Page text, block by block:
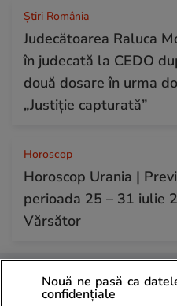
Știri România
Judecătoarea Raluca
în judecată la CEDO
două dosare în urma
„Justiție capturată”
Horoscop
Horoscop Urania |
perioada 25 – 31 iulie
Vărsător
Nouă ne pasă ca
confidențiale